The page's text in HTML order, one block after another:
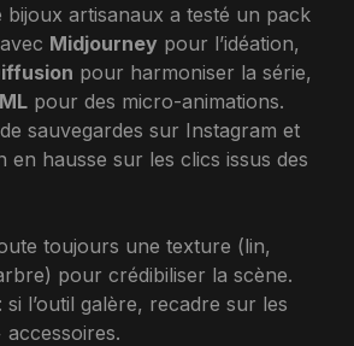
bijoux artisanaux a testé un pack
Midjourney pour l’idéation,
pour harmoniser la série,
pour des micro-animations.
sauvegardes sur Instagram et
en hausse sur les clics issus des
toujours une texture (lin,
pour crédibiliser la scène.
: si l’outil galère, recadre sur les